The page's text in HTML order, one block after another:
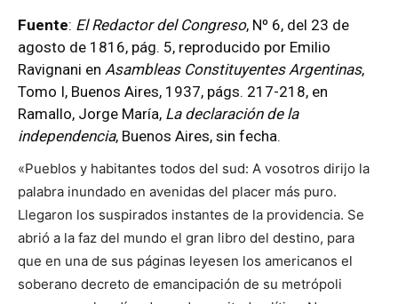
Fuente: El Redactor del Congreso, Nº 6, del 23 de
agosto de 1816, pág. 5, reproducido por Emilio
Ravignani en Asambleas Constituyentes Argentinas,
Tomo I, Buenos Aires, 1937, págs. 217-218, en
Ramallo, Jorge María, La declaración de la
independencia, Buenos Aires, sin fecha.
«Pueblos y habitantes todos del sud: A vosotros dirijo la
palabra inundado en avenidas del placer más puro.
Llegaron los suspirados instantes de la providencia. Se
abrió a la faz del mundo el gran libro del destino, para
que en una de sus páginas leyesen los americanos el
soberano decreto de emancipación de su metrópoli